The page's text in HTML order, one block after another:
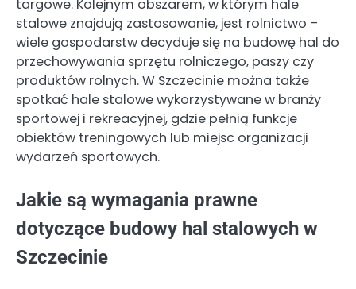
targowe. Kolejnym obszarem, w którym hale
stalowe znajdują zastosowanie, jest rolnictwo –
wiele gospodarstw decyduje się na budowę hal do
przechowywania sprzętu rolniczego, paszy czy
produktów rolnych. W Szczecinie można także
spotkać hale stalowe wykorzystywane w branży
sportowej i rekreacyjnej, gdzie pełnią funkcje
obiektów treningowych lub miejsc organizacji
wydarzeń sportowych.
Jakie są wymagania prawne
dotyczące budowy hal stalowych w
Szczecinie